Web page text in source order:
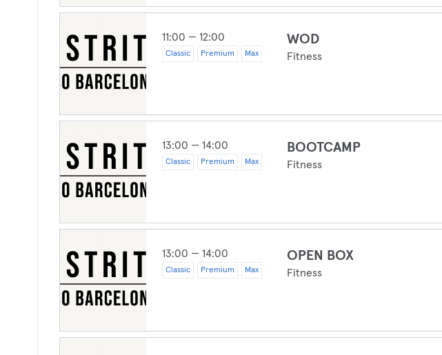
11:00 — 12:00
Classic Premium Max
WOD
Fitness
13:00 — 14:00
Classic Premium Max
BOOTCAMP
Fitness
13:00 — 14:00
Classic Premium Max
OPEN BOX
Fitness